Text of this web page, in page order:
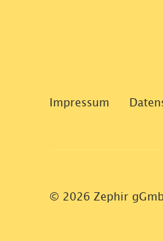
Impressum
© 2026 Zephir